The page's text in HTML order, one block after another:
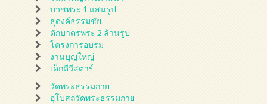
บวชพระ 1 แสนรูป
ธุดงค์ธรรมชัย
ตักบาตรพระ 2 ล้านรูป
โครงการอบรม
งานบุญใหญ่
เด็กดีวีสตาร์
วัดพระธรรมกาย
อุโบสถวัดพระธรรมกาย